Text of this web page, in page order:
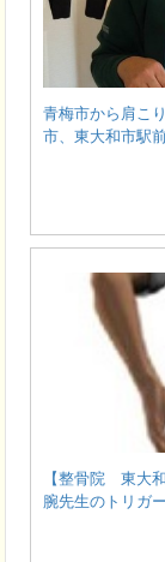
青梅市から肩こ
市、東大和市駅
【整骨院 東大
腕先生のトリガ